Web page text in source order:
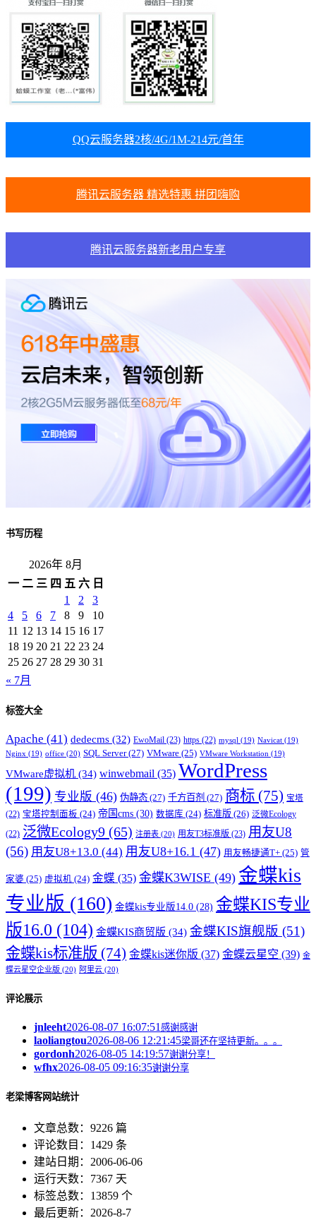
QQ云服务器2核/4G/1M-214元/首年
腾讯云服务器 精选特惠 拼团嗨购
腾讯云服务器新老用户专享
书写历程
2026年 8月
一 二 三 四 五 六 日
1
2
3
4
5 6 7 8 9
10
11 12 13 14 15 16 17
18 19 20 21 22 23 24
25 26 27 28 29 30 31
« 7月
标签大全
Apache (41) dedecms (32) EwoMail (23) https (22) mysql (19) Navicat (19)
Nginx (19) office (20) SQL Server(27) VMware (25) VMware Workstation (19)
VMware虚拟机 (34) winwebmail (35) WordPress
(199) 专业版 (46) 伪静态 (27) 千方百剂 (27) 商标 (75) 宝塔
(22) 宝塔控制面板 (24) 帝国cms (30) 数据库 (24) 标准版 (26) 泛微Ecology
(22) 泛微Ecology9 (65) 注册表 (20) 用友T3标准版 (23) 用友U8
(56) 用友U8+13.0 (44) 用友U8+16.1 (47) 用友畅捷通T+ (25) 管
家婆 (25) 虚拟机 (24) 金蝶 (35) 金蝶K3WISE (49) 金蝶kis
专业版 (160) 金蝶kis专业版14.0 (28) 金蝶KIS专业
版16.0 (104) 金蝶KIS商贸版 (34) 金蝶KIS旗舰版 (51)
金蝶kis标准版 (74) 金蝶kis迷你版 (37) 金蝶云星空 (39) 金
蝶云星空企业版 (20) 阿里云 (20)
评论展示
jnleeht2026-08-07 16:07:51 感谢感谢
laoliangtou2026-08-06 12:21:45梁哥还在坚持更新。。。
gordonh2026-08-05 14:19:57谢谢分享！
wfhx2026-08-05 09:16:35谢谢分享
老梁博客网站统计
文章总数：9226 篇
评论数目：1429 条
建站日期：2006-06-06
运行天数：7367 天
标签总数：13859 个
最后更新：2026-8-7